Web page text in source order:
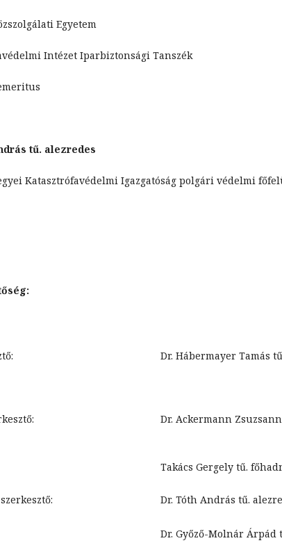
Egyetem
Intézet Iparbiztonsági Tanszék
tű. alezredes
Katasztrófavédelmi Igazgatóság polgári védelmi
Dr. Hábermayer Tamás
Dr. Ackermann
Takács Gergely tű.
Dr. Tóth András tű.
Dr. Győző-Molnár Árpád